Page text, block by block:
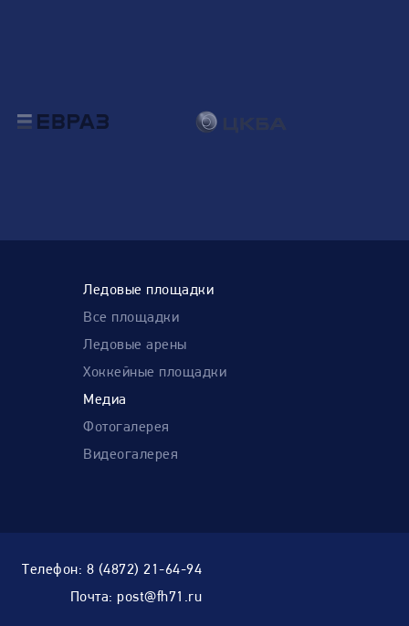
Ледовые площадки
Все площадки
Ледовые арены
Хоккейные площадки
Медиа
Фотогалерея
Видеогалерея
Телефон: 8 (4872) 21-64-94
Почта: post@fh71.ru